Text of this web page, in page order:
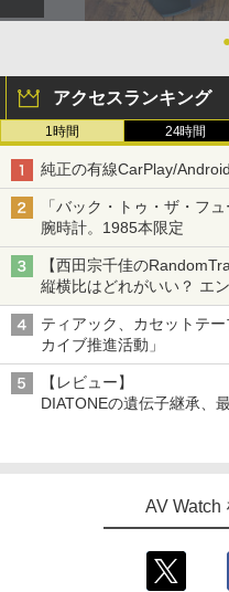
アクセスランキング
1時間 24時間
純正の有線CarPlay/
「バック・トゥ・ザ・フ
腕時計。1985本限定
【西田宗千佳の
縦横比はどれがいい？ エ
「Galaxy Z Fold」
ティアック、カセットテ
カイブ推進活動」
【レビュー】
DIATONEの遺伝子継承、
AV Watch